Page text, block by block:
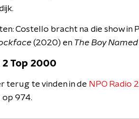
Costello bracht na die show in
(2020) en The Boy
2 Top 2000
terug te vinden in de NPO Radio
op 974.